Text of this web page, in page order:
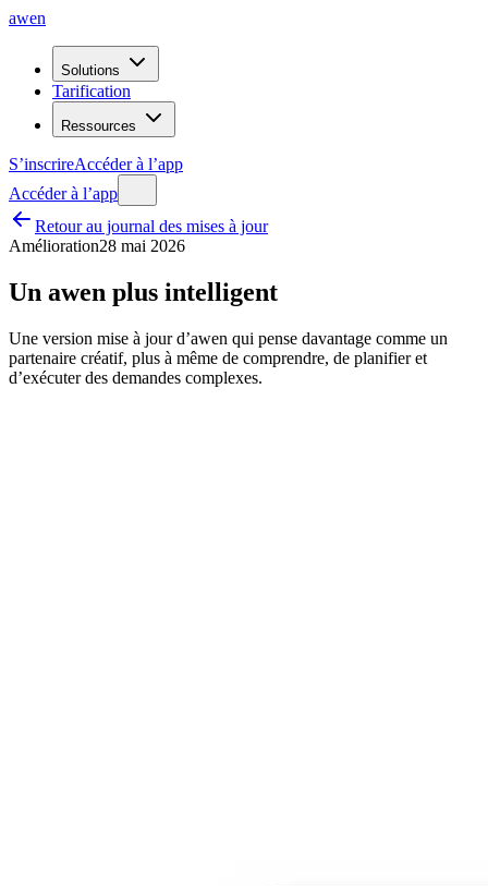
awen
Solutions
Tarification
Ressources
S’inscrireAccéder à l’app
Accéder à l’app
Retour au journal des mises à jour
Amélioration28 mai 2026
Un awen plus intelligent
Une version mise à jour d’awen qui pense davantage comme un
partenaire créatif, plus à même de comprendre, de planifier et
d’exécuter des demandes complexes.